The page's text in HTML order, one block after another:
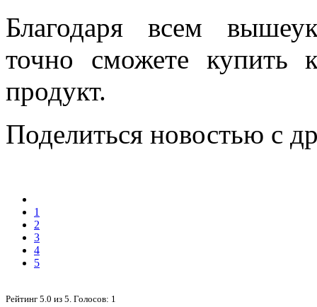
Благодаря всем
точно сможете купить
продукт.
Поделиться новостью с
1
2
3
4
5
Рейтинг 5.0 из 5 . Голосов: 1